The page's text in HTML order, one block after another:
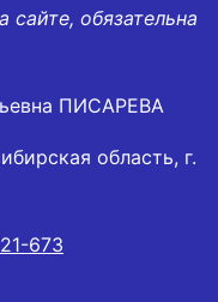
сайте, обязательна
ПИСАРЕВА
область, г.
673